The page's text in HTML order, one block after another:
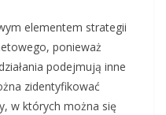
elementem strategii
ponieważ
podejmują inne
zidentyfikować
w których można się